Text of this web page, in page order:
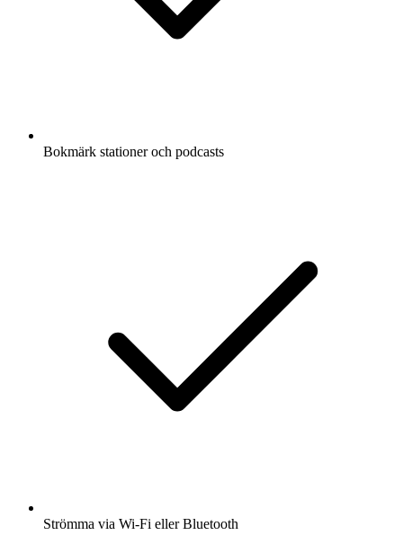
Bokmärk stationer och podcasts
Strömma via Wi-Fi eller Bluetooth